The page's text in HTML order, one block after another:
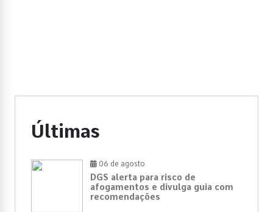
Últimas
06 de agosto
DGS alerta para risco de
afogamentos e divulga guia com
recomendações